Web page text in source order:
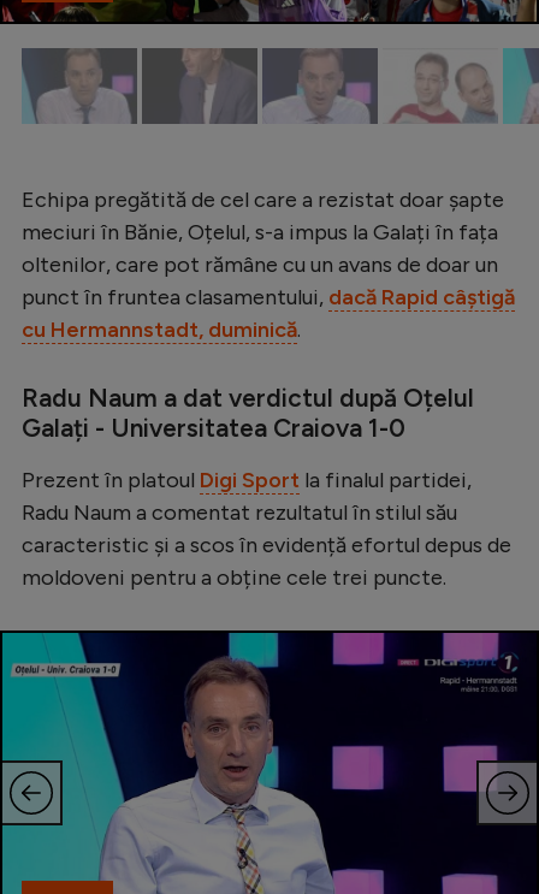
Auto
Rugby
Ciclism
JO 2024
JO 2026
Intră în cont
Creează cont
Echipa pregătită de cel care a rezistat doar șapte
meciuri în Bănie, Oțelul, s-a impus la Galați în fața
oltenilor, care pot rămâne cu un avans de doar un
punct în fruntea clasamentului, dacă Rapid câștigă
cu Hermannstadt, duminică.
Radu Naum a dat verdictul după Oțelul
Galați - Universitatea Craiova 1-0
Prezent în platoul Digi Sport la finalul partidei,
Radu Naum a comentat rezultatul în stilul său
caracteristic și a scos în evidență efortul depus de
moldoveni pentru a obține cele trei puncte.